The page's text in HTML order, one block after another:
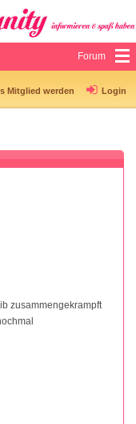
Forum
Mitglied werden Login
zusammengekrampft